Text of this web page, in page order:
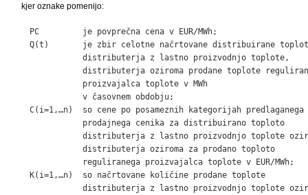
kjer oznake pomenijo:
PC         je povprečna cena v EUR/MWh;
Q(t)       je zbir celotne načrtovane distribuirane
               distributerja z lastno proizvodnjo toplote,
distributerja oziroma prodane toplote
               proizvajalca toplote v MWh
               v časovnem obdobju;
    C(i=1,…n)  so cene po posameznih kategorijah predlaganega
               prodajnega cenika za distribuirano toploto
distributerja z lastno proizvodnjo toplote
               distributerja oziroma za prodano toploto
               reguliranega proizvajalca toplote v EUR/MWh;
    K(i=1,…n)  so načrtovane količine prodane toplote
distributerja z lastno proizvodnjo toplote